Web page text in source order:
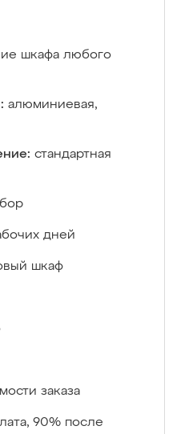
шкафа любого
алюминиевая,
стандартная
дней
шкаф
заказа
90% после